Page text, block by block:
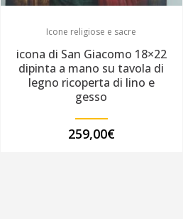
Icone religiose e sacre
icona di San Giacomo 18×22
dipinta a mano su tavola di
legno ricoperta di lino e
gesso
259,00€